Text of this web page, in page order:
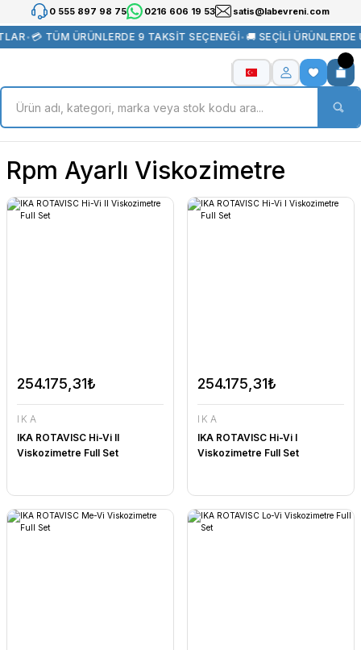
0 555 897 98 75 0216 606 19 53 satis@labevreni.com
•💳 TÜM ÜRÜNLERDE 9 TAKSİT SEÇENEĞİ•🚚 SEÇİLİ ÜRÜNLERDE
Rpm Ayarlı Viskozimetre
254.175,31₺
IKA
IKA ROTAVISC Hi-Vi II
Viskozimetre Full Set
254.175,31₺
IKA
IKA ROTAVISC Hi-Vi I
Viskozimetre Full Set